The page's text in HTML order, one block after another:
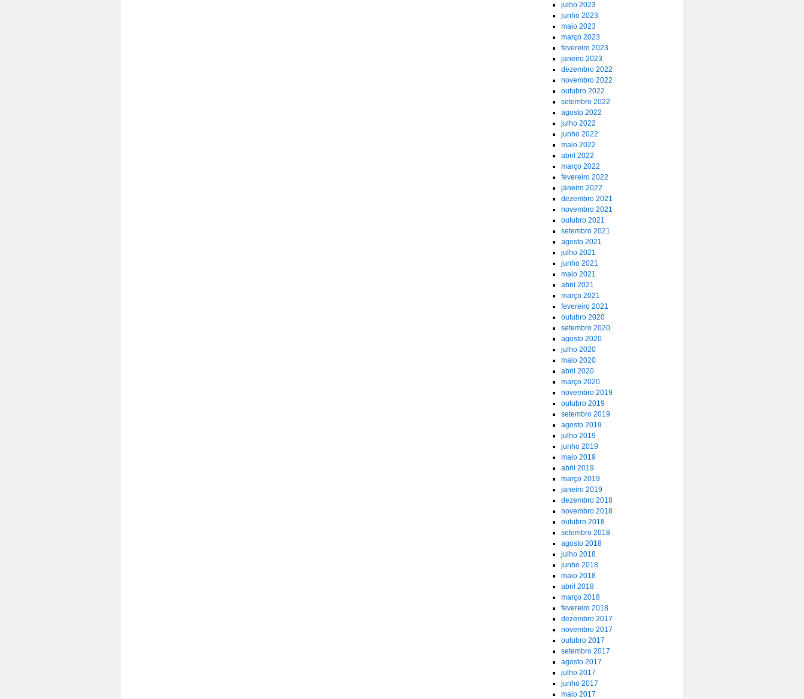
julho 2023
junho 2023
maio 2023
março 2023
fevereiro 2023
janeiro 2023
dezembro 2022
novembro 2022
outubro 2022
setembro 2022
agosto 2022
julho 2022
junho 2022
maio 2022
abril 2022
março 2022
fevereiro 2022
janeiro 2022
dezembro 2021
novembro 2021
outubro 2021
setembro 2021
agosto 2021
julho 2021
junho 2021
maio 2021
abril 2021
março 2021
fevereiro 2021
outubro 2020
setembro 2020
agosto 2020
julho 2020
maio 2020
abril 2020
março 2020
novembro 2019
outubro 2019
setembro 2019
agosto 2019
julho 2019
junho 2019
maio 2019
abril 2019
março 2019
janeiro 2019
dezembro 2018
novembro 2018
outubro 2018
setembro 2018
agosto 2018
julho 2018
junho 2018
maio 2018
abril 2018
março 2018
fevereiro 2018
dezembro 2017
novembro 2017
outubro 2017
setembro 2017
agosto 2017
julho 2017
junho 2017
maio 2017